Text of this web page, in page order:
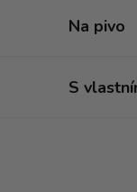
Na pivo
S